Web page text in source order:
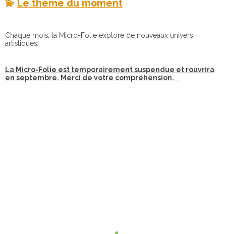
💫 Le thème du moment
Chaque mois, la Micro-Folie explore de nouveaux univers
artistiques.
La Micro-Folie est temporairement suspendue et rouvrira
en septembre. Merci de votre compréhension.